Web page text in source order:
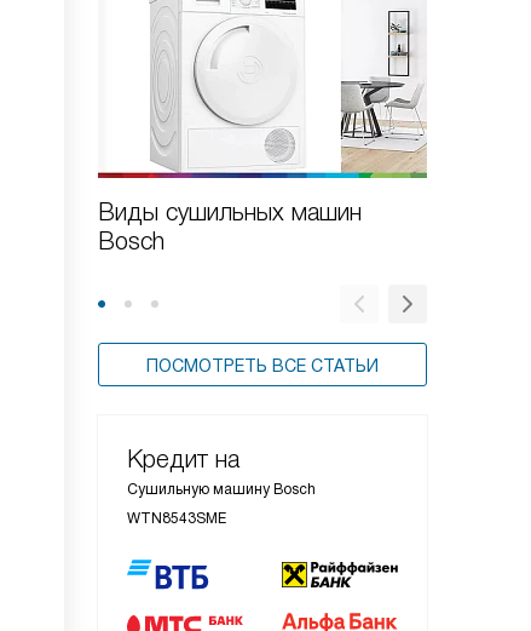
Виды сушильных машин
Bosch
ПОСМОТРЕТЬ ВСЕ СТАТЬИ
Кредит на
Сушильную машину Bosch
WTN8543SME